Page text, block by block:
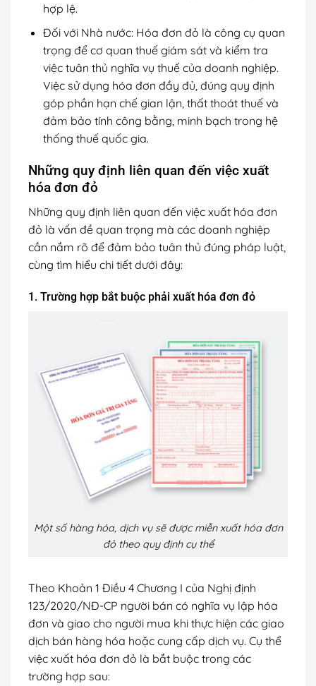
hợp lệ.
Đối với Nhà nước: Hóa đơn đỏ là công cụ quan
trọng để cơ quan thuế giám sát và kiểm tra
việc tuân thủ nghĩa vụ thuế của doanh nghiệp.
Việc sử dụng hóa đơn đầy đủ, đúng quy định
góp phần hạn chế gian lận, thất thoát thuế và
đảm bảo tính công bằng, minh bạch trong hệ
thống thuế quốc gia.
Những quy định liên quan đến việc xuất
hóa đơn đỏ
Những quy định liên quan đến việc xuất hóa đơn
đỏ là vấn đề quan trọng mà các doanh nghiệp
cần nắm rõ để đảm bảo tuân thủ đúng pháp luật,
cùng tìm hiểu chi tiết dưới đây:
1. Trường hợp bắt buộc phải xuất hóa đơn đỏ
Một số hàng hóa, dịch vụ sẽ được miễn xuất hóa đơn
đỏ theo quy định cụ thể
Theo Khoản 1 Điều 4 Chương I của Nghị định
123/2020/NĐ-CP người bán có nghĩa vụ lập hóa
đơn và giao cho người mua khi thực hiện các giao
dịch bán hàng hóa hoặc cung cấp dịch vụ. Cụ thể
việc xuất hóa đơn đỏ là bắt buộc trong các
trường hợp sau: